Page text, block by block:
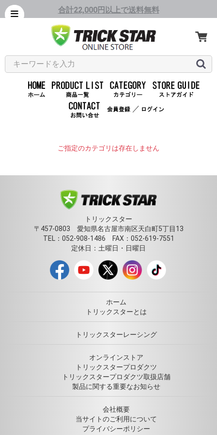
合計22,000円以上で送料無料
／
ご指定のカテゴリは存在しません
トリックスター
〒457-0803 愛知県名古屋市南区天白町5丁目13
TEL：052-908-1486 FAX：052-619-7551
定休日：土曜日・日曜日
ホーム
トリックスターとは
トリックスターレーシング
オンラインストア
トリックスタープロダクツ
トリックスタープロダクツ取扱店舗
製品に関する重要なお知らせ
会社概要
当サイトのご利用について
プライバシーポリシー